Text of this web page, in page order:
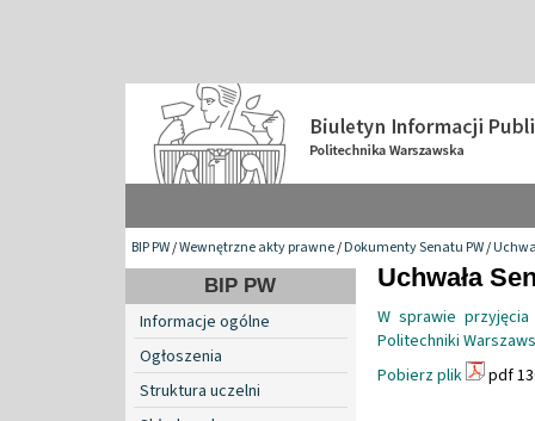
BIP PW/Wewnętrzne akty prawne/Dokumenty Senatu PW/
BIP PW
Informacje ogólne
Ogłoszenia
Struktura uczelni
Uchwała
W sprawie
Politechniki
Pobierz plik
pdf